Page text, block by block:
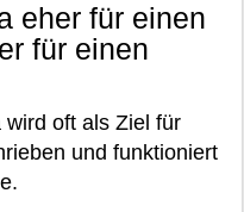
eher für einen
für einen
oft als Ziel für
und funktioniert